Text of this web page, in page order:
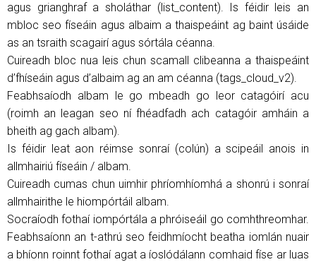
agus grianghraf a sholáthar (list_content). Is féidir leis an
mbloc seo físeáin agus albaim a thaispeáint ag baint úsáide
as an tsraith scagairí agus sórtála céanna.
Cuireadh bloc nua leis chun scamall clibeanna a thaispeáint
d’fhíseáin agus d’albaim ag an am céanna (tags_cloud_v2).
Feabhsaíodh albam le go mbeadh go leor catagóirí acu
(roimh an leagan seo ní fhéadfadh ach catagóir amháin a
bheith ag gach albam).
Is féidir leat aon réimse sonraí (colún) a scipeáil anois in
allmhairiú físeáin / albam.
Cuireadh cumas chun uimhir phríomhíomhá a shonrú i sonraí
allmhairithe le hiompórtáil albam.
Socraíodh fothaí iompórtála a phróiseáil go comhthreomhar.
Feabhsaíonn an t-athrú seo feidhmíocht beatha iomlán nuair
a bhíonn roinnt fothaí agat a íoslódálann comhaid físe ar luas